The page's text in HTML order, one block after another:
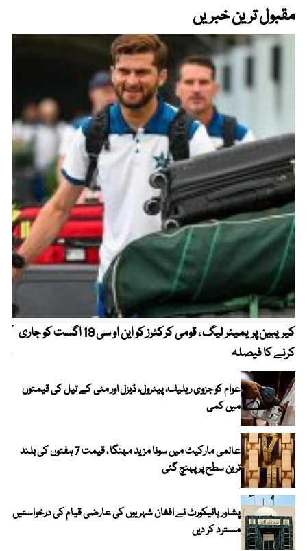
مقبول ترین خبریں
کیریبین پریمیئر لیگ ، قومی کرکٹرز کو این او سی 19 اگست کو جاری
کرنے کا فیصلہ
عوام کو جزوی ریلیف، پیٹرول، ڈیزل اور مٹی کے تیل کی قیمتوں
میں کمی
عالمی مارکیٹ میں سونا مزید مہنگا ، قیمت 7 ہفتوں کی بلند
ترین سطح پر پہنچ گئی
پشاور ہائیکورٹ نے افغان شہریوں کی عارضی قیام کی درخواستیں
مسترد کر دیں